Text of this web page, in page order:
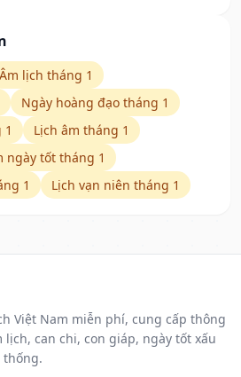
Âm lịch tháng 1
Ngày hoàng đạo tháng 1
Lịch âm tháng 1
ngày tốt tháng 1
1
Lịch vạn niên tháng 1
Việt Nam miễn phí, cung cấp thông
can chi, con giáp, ngày tốt xấu
thống.